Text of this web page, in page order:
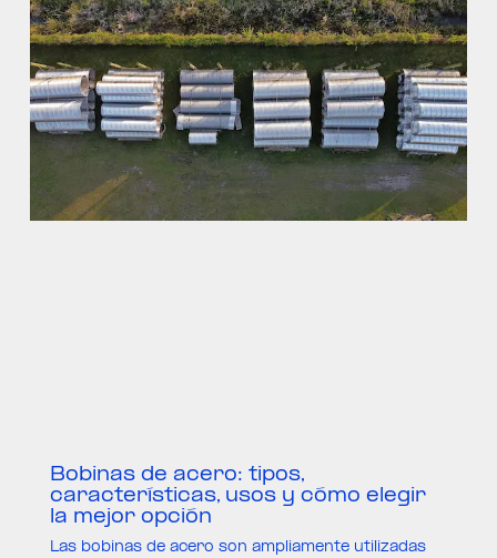
Bobinas de acero: tipos,
características, usos y cómo elegir
la mejor opción
Las bobinas de acero son ampliamente utilizadas